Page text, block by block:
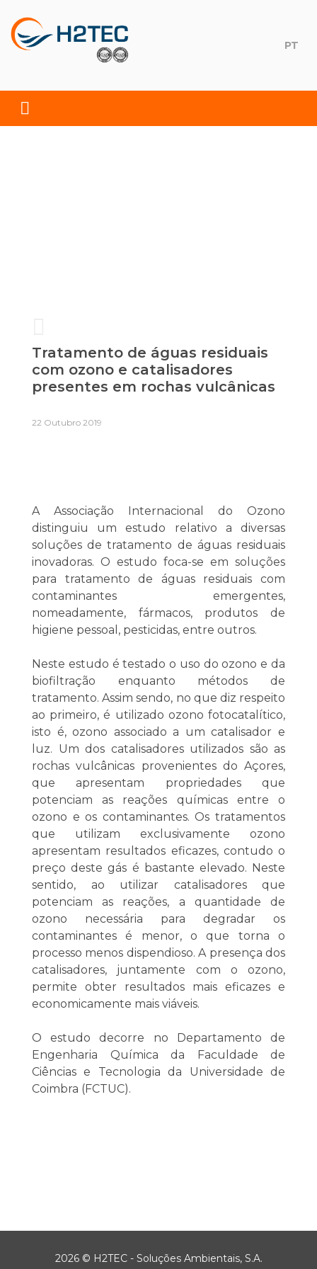
content
PT
Tratamento de águas residuais
com ozono e catalisadores
presentes em rochas vulcânicas
22 Outubro 2019
A Associação Internacional do Ozono
distinguiu um estudo relativo a diversas
soluções de tratamento de águas residuais
inovadoras. O estudo foca-se em soluções
para tratamento de águas residuais com
contaminantes emergentes,
nomeadamente, fármacos, produtos de
higiene pessoal, pesticidas, entre outros.
Neste estudo é testado o uso do ozono e da
biofiltração enquanto métodos de
tratamento. Assim sendo, no que diz respeito
ao primeiro, é utilizado ozono fotocatalítico,
isto é, ozono associado a um catalisador e
luz. Um dos catalisadores utilizados são as
rochas vulcânicas provenientes do Açores,
que apresentam propriedades que
potenciam as reações químicas entre o
ozono e os contaminantes. Os tratamentos
que utilizam exclusivamente ozono
apresentam resultados eficazes, contudo o
preço deste gás é bastante elevado. Neste
sentido, ao utilizar catalisadores que
potenciam as reações, a quantidade de
ozono necessária para degradar os
contaminantes é menor, o que torna o
processo menos dispendioso. A presença dos
catalisadores, juntamente com o ozono,
permite obter resultados mais eficazes e
economicamente mais viáveis.
O estudo decorre no Departamento de
Engenharia Química da Faculdade de
Ciências e Tecnologia da Universidade de
Coimbra (FCTUC).
2026 © H2TEC - Soluções Ambientais, S.A.